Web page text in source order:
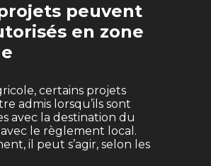
peuvent
en zone
certains projets
admis lorsqu’ils sont
avec la destination du
le règlement local.
il peut s’agir, selon les